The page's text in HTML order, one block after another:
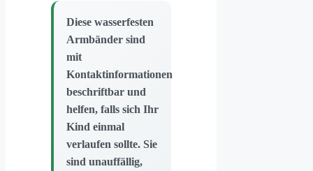
Diese wasserfesten
Armbänder sind
mit
Kontaktinformationen
beschriftbar und
helfen, falls sich Ihr
Kind einmal
verlaufen sollte. Sie
sind unauffällig,